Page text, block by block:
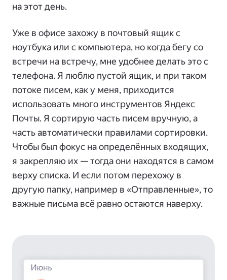
на этот день.
Уже в офисе захожу в почтовый ящик с
ноутбука или с компьютера, но когда бегу со
встречи на встречу, мне удобнее делать это с
телефона. Я люблю пустой ящик, и при таком
потоке писем, как у меня, приходится
использовать много инструментов Яндекс
Почты. Я сортирую часть писем вручную, а
часть автоматически правилами сортировки.
Чтобы был фокус на определённых входящих,
я закрепляю их — тогда они находятся в самом
верху списка. И если потом перехожу в
другую папку, например в «Отправленные», то
важные письма всё равно остаются наверху.